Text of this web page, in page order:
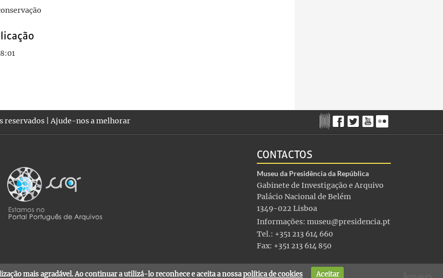
reservados |Ajude-nos a melhorar
CONTACTOS
Museu da Presidência da República
Gabinete de Investigação e Arquivo
Palácio Nacional de Belém
1349-022 Lisboa
Informações: museu@presidencia.pt
Tel.: +351 213 614 660
Fax: +351 213 614 850
mais agradável. Ao continuar a utilizá-lo reconhece e aceita a nossapolítica de cookies Aceitar